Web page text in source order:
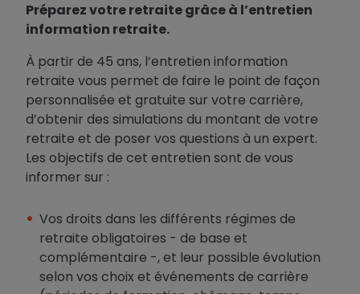
Préparez votre retraite grâce à l’entretien
information retraite.
À partir de 45 ans, l’entretien information
retraite vous permet de faire le point de façon
personnalisée et gratuite sur votre carrière,
d’obtenir des simulations du montant de votre
retraite et de poser vos questions à un expert.
Les objectifs de cet entretien sont de vous
informer sur :
Vos droits dans les différents régimes de
retraite obligatoires - de base et
complémentaire -, et leur possible évolution
selon vos choix et événements de carrière